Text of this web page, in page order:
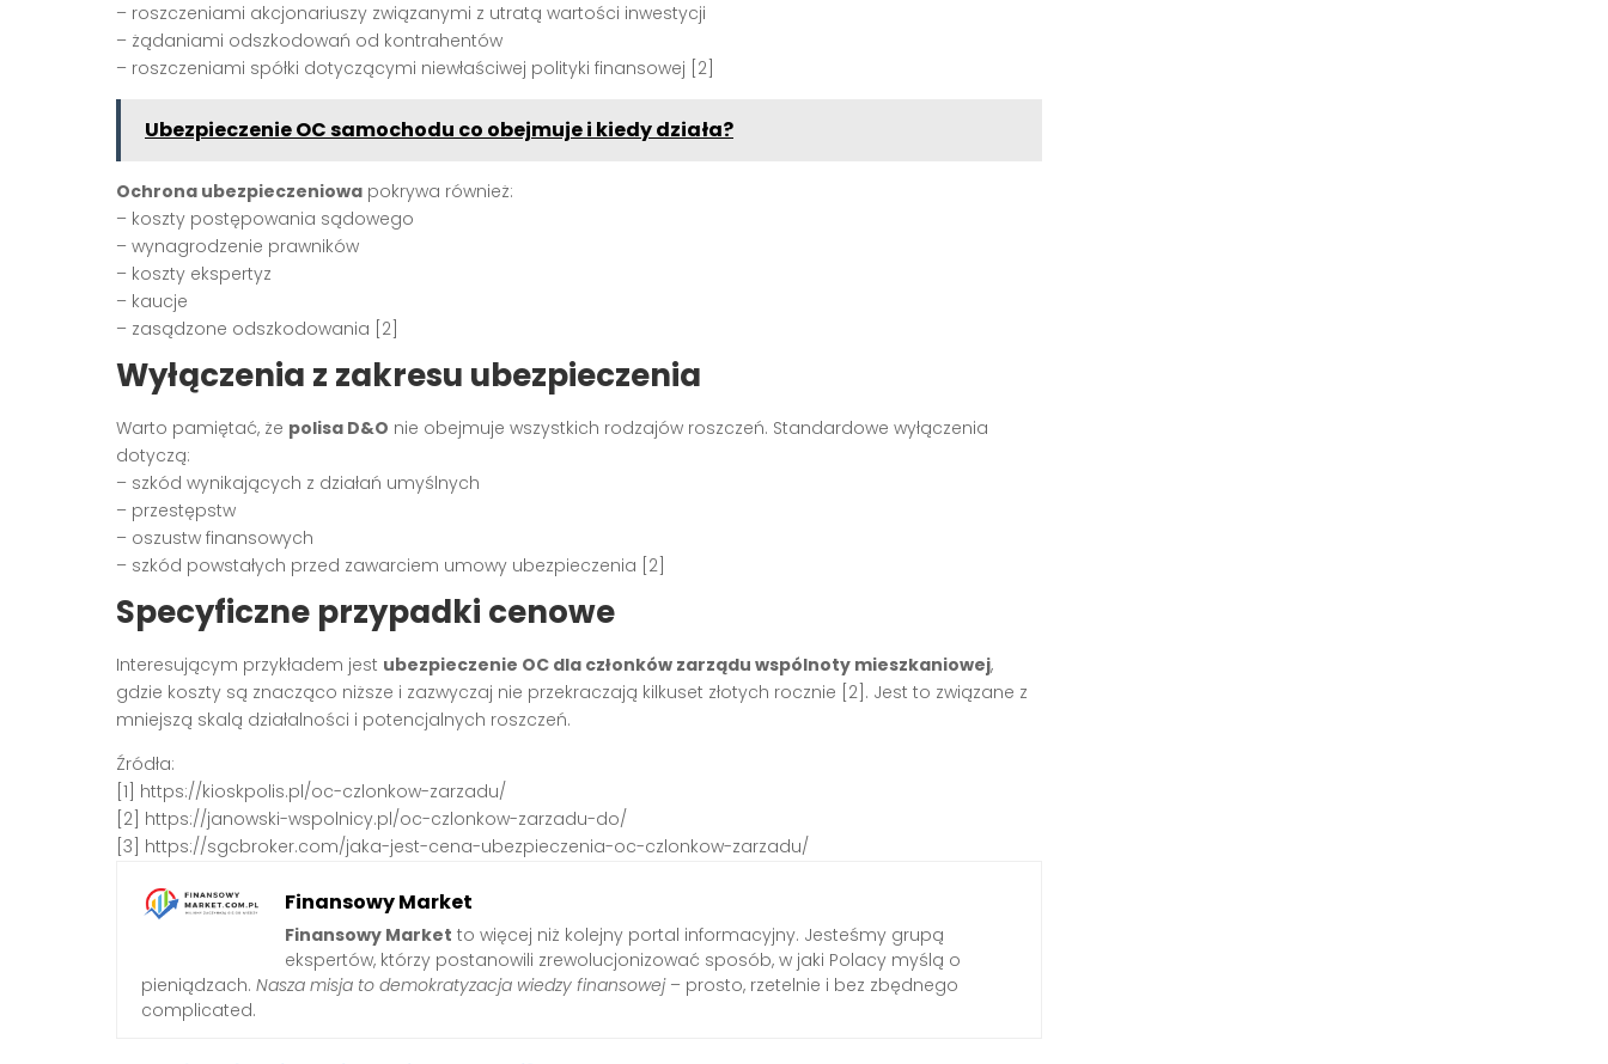
– roszczeniami akcjonariuszy związanymi z utratą wartości inwestycji
– żądaniami odszkodowań od kontrahentów
– roszczeniami spółki dotyczącymi niewłaściwej polityki finansowej [2]
Ubezpieczenie OC samochodu co obejmuje i kiedy działa?
Ochrona ubezpieczeniowa pokrywa również:
– koszty postępowania sądowego
– wynagrodzenie prawników
– koszty ekspertyz
– kaucje
– zasądzone odszkodowania [2]
Wyłączenia z zakresu ubezpieczenia
Warto pamiętać, że polisa D&O nie obejmuje wszystkich rodzajów roszczeń. Standardowe wyłączenia
dotyczą:
– szkód wynikających z działań umyślnych
– przestępstw
– oszustw finansowych
– szkód powstałych przed zawarciem umowy ubezpieczenia [2]
Specyficzne przypadki cenowe
Interesującym przykładem jest ubezpieczenie OC dla członków zarządu wspólnoty mieszkaniowej,
gdzie koszty są znacząco niższe i zazwyczaj nie przekraczają kilkuset złotych rocznie [2]. Jest to związane z
mniejszą skalą działalności i potencjalnych roszczeń.
Źródła:
[1] https://kioskpolis.pl/oc-czlonkow-zarzadu/
[2] https://janowski-wspolnicy.pl/oc-czlonkow-zarzadu-do/
[3] https://sgcbroker.com/jaka-jest-cena-ubezpieczenia-oc-czlonkow-zarzadu/
Finansowy Market
Finansowy Market to więcej niż kolejny portal informacyjny. Jesteśmy grupą
ekspertów, którzy postanowili zrewolucjonizować sposób, w jaki Polacy myślą o
pieniądzach. Nasza misja to demokratyzacja wiedzy finansowej– prosto, rzetelnie i bez zbędnego
complicated.